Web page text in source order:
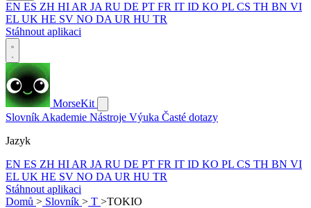
EN ES ZH HI AR JA RU DE PT FR IT ID KO PL CS TH BN VI
EL UK HE SV NO DA UR HU TR
Stáhnout aplikaci
MorseKit
Slovník Akademie Nástroje Výuka Časté dotazy
Jazyk
EN ES ZH HI AR JA RU DE PT FR IT ID KO PL CS TH BN VI
EL UK HE SV NO DA UR HU TR
Stáhnout aplikaci
Domů > Slovník > T >TOKIO